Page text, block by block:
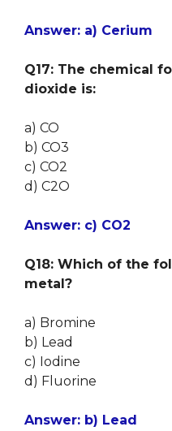
Answer: a) Cerium
Q17: The chemical
dioxide is:
a) CO
b) CO3
c) CO2
d) C2O
Answer: c) CO2
Q18: Which of the
metal?
a) Bromine
b) Lead
c) Iodine
d) Fluorine
Answer: b) Lead